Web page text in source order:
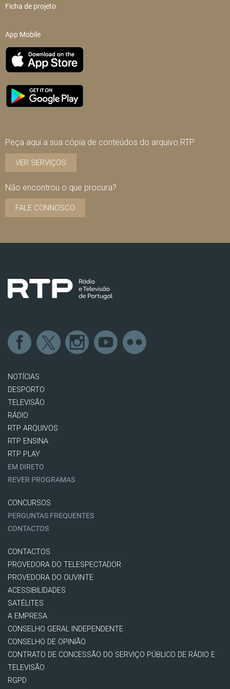
Ficha de projeto
App Mobile
Peça aqui a sua cópia de conteúdos do arquivo RTP
VER SERVIÇOS
Não encontrou o que procura?
FALE CONNOSCO
NOTÍCIAS
DESPORTO
TELEVISÃO
RÁDIO
RTP ARQUIVOS
RTP ENSINA
RTP PLAY
EM DIRETO
REVER PROGRAMAS
CONCURSOS
PERGUNTAS FREQUENTES
CONTACTOS
CONTACTOS
PROVEDORA DO TELESPECTADOR
PROVEDORA DO OUVINTE
ACESSIBILIDADES
SATÉLITES
A EMPRESA
CONSELHO GERAL INDEPENDENTE
CONSELHO DE OPINIÃO
CONTRATO DE CONCESSÃO DO SERVIÇO PÚBLICO DE RÁDIO E
TELEVISÃO
RGPD